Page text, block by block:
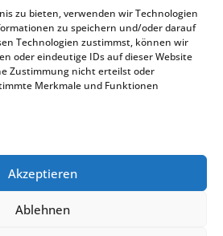
zu bieten, verwenden wir Technologien
zu speichern und/oder darauf
Technologien zustimmst, können wir
oder eindeutige IDs auf dieser Website
Zustimmung nicht erteilst oder
Merkmale und Funktionen
Akzeptieren
Ablehnen